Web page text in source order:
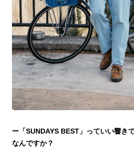
ー「SUNDAYS BEST」っていい響き
なんですか？